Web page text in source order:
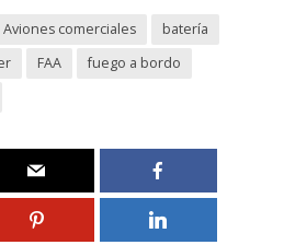
Aviones comerciales
batería
FAA
fuego a bordo